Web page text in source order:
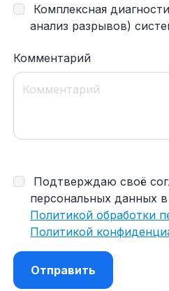
Комплексная
анализ разрывов)
Комментарий
Подтверждаю своё
персональных данных
Политикой обработки
Политикой